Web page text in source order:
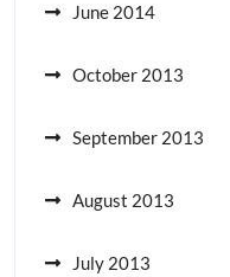
June 2014
October 2013
September 2013
August 2013
July 2013